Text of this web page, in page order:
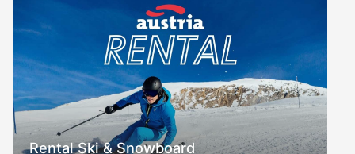
Rental Ski & Snowboard